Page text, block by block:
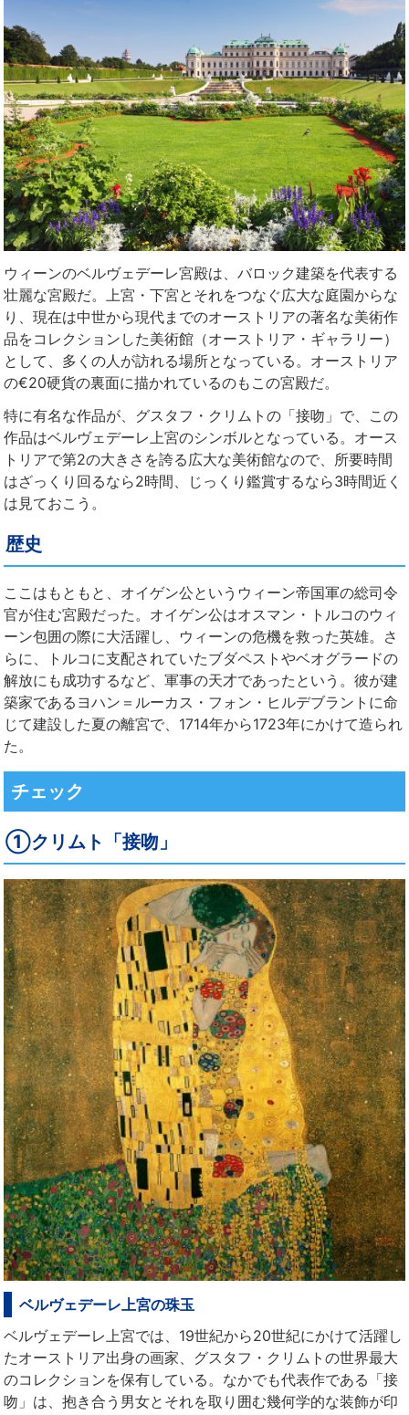
ウィーンのベルヴェデーレ宮殿は、バロック建築を代表する
壮麗な宮殿だ。上宮・下宮とそれをつなぐ広大な庭園からな
り、現在は中世から現代までのオーストリアの著名な美術作
品をコレクションした美術館（オーストリア・ギャラリー）
として、多くの人が訪れる場所となっている。オーストリア
の€20硬貨の裏面に描かれているのもこの宮殿だ。
特に有名な作品が、グスタフ・クリムトの「接吻」で、この
作品はベルヴェデーレ上宮のシンボルとなっている。オース
トリアで第2の大きさを誇る広大な美術館なので、所要時間
はざっくり回るなら2時間、じっくり鑑賞するなら3時間近く
は見ておこう。
歴史
ここはもともと、オイゲン公というウィーン帝国軍の総司令
官が住む宮殿だった。オイゲン公はオスマン・トルコのウィ
ーン包囲の際に大活躍し、ウィーンの危機を救った英雄。さ
らに、トルコに支配されていたブダペストやベオグラードの
解放にも成功するなど、軍事の天才であったという。彼が建
築家であるヨハン＝ルーカス・フォン・ヒルデブラントに命
じて建設した夏の離宮で、1714年から1723年にかけて造られ
た。
チェック
①クリムト「接吻」
ベルヴェデーレ上宮の珠玉
ベルヴェデーレ上宮では、19世紀から20世紀にかけて活躍し
たオーストリア出身の画家、グスタフ・クリムトの世界最大
のコレクションを保有している。なかでも代表作である「接
吻」は、抱き合う男女とそれを取り囲む幾何学的な装飾が印